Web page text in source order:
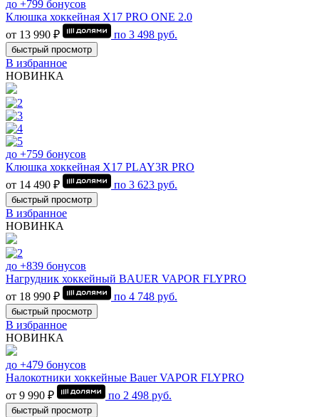
до +799 бонусов
Клюшка хоккейная Х17 PRO ONE 2.0
от 13 990 ₽
по 3 498 руб.
быстрый просмотр
В избранное
НОВИНКА
до +759 бонусов
Клюшка хоккейная Х17 PLAY3R PRO
от 14 490 ₽
по 3 623 руб.
быстрый просмотр
В избранное
НОВИНКА
до +839 бонусов
Нагрудник хоккейный BAUER VAPOR FLYPRO
от 18 990 ₽
по 4 748 руб.
быстрый просмотр
В избранное
НОВИНКА
до +479 бонусов
Налокотники хоккейные Bauer VAPOR FLYPRO
от 9 990 ₽
по 2 498 руб.
быстрый просмотр